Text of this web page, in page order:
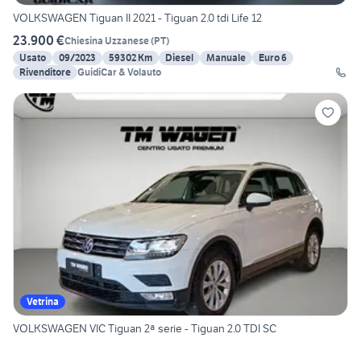
VOLKSWAGEN Tiguan II 2021 - Tiguan 2.0 tdi Life 12
23.900 €Chiesina Uzzanese(PT)
Usato
09/2023 59302 Km Diesel Manuale
Euro 6
Rivenditore GuidiCar & Volauto
Vetrina
VOLKSWAGEN VIC Tiguan 2ª serie - Tiguan 2.0 TDI SC